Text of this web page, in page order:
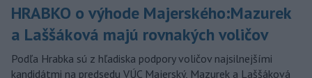
HRABKO o výhode Majerského:Mazurek
a Laššáková majú rovnakých voličov
Podľa Hrabka sú z hľadiska podpory voličov najsilnejšími
kandidátmi na predsedu VÚC Majerský, Mazurek a Laššáková